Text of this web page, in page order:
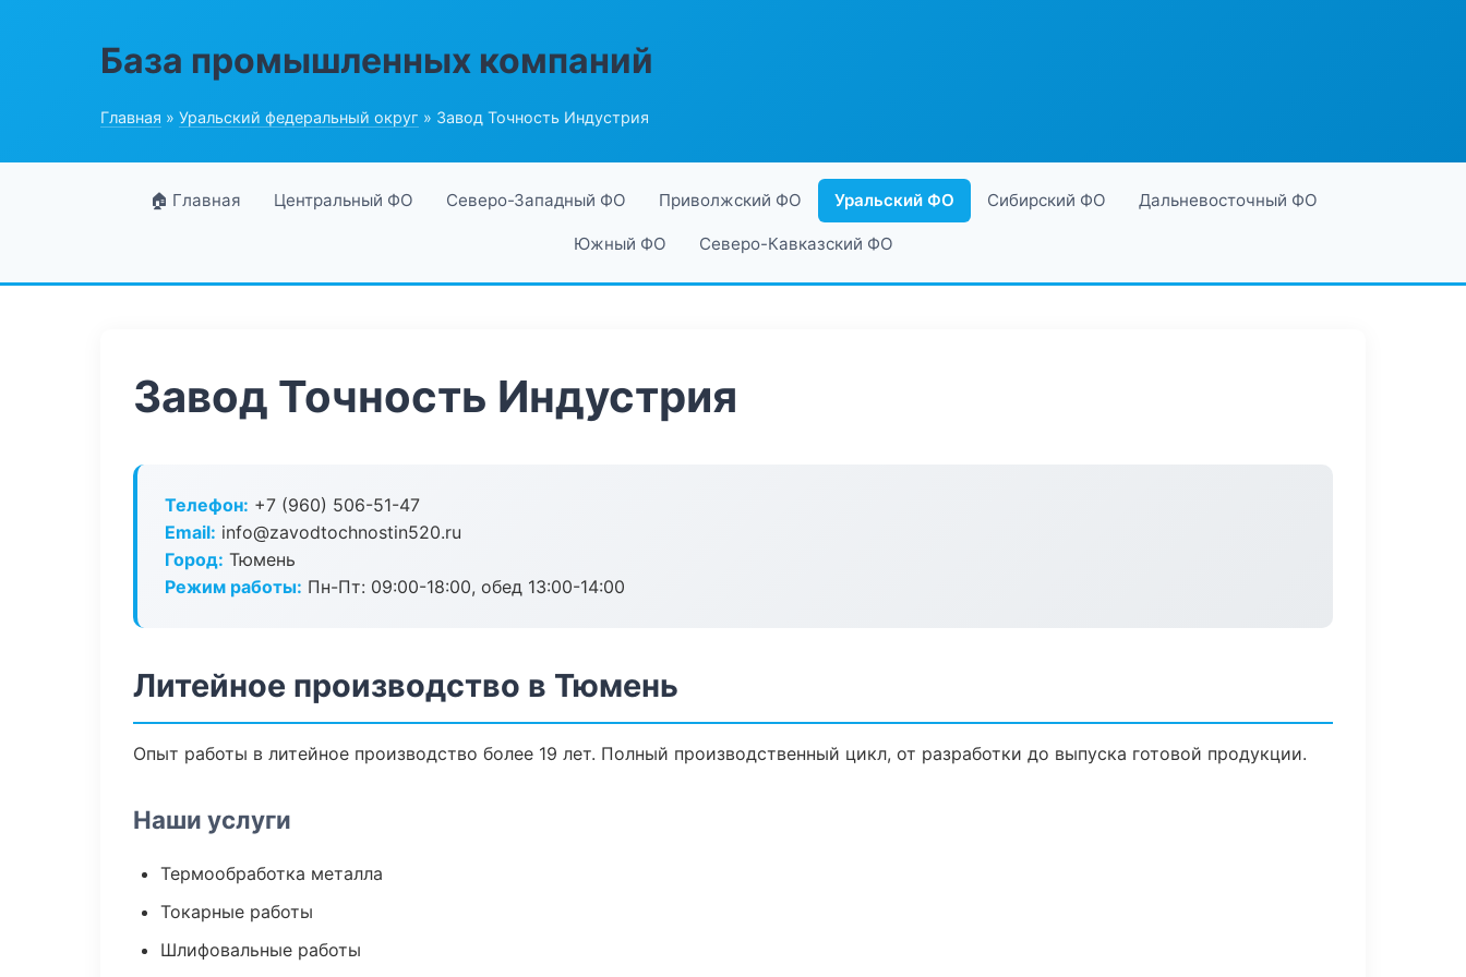
База промышленных компаний
Главная » Уральский федеральный округ » Завод Точность Индустрия
🏠 Главная Центральный ФО Северо-Западный ФО Приволжский ФО Уральский ФО Сибирский ФО Дальневосточный ФО
Южный ФО Северо-Кавказский ФО
Завод Точность Индустрия
Телефон: +7 (960) 506-51-47
Email: info@zavodtochnostin520.ru
Город: Тюмень
Режим работы: Пн-Пт: 09:00-18:00, обед 13:00-14:00
Литейное производство в Тюмень
Опыт работы в литейное производство более 19 лет. Полный производственный цикл, от разработки до выпуска готовой продукции.
Наши услуги
Термообработка металла
Токарные работы
Шлифовальные работы